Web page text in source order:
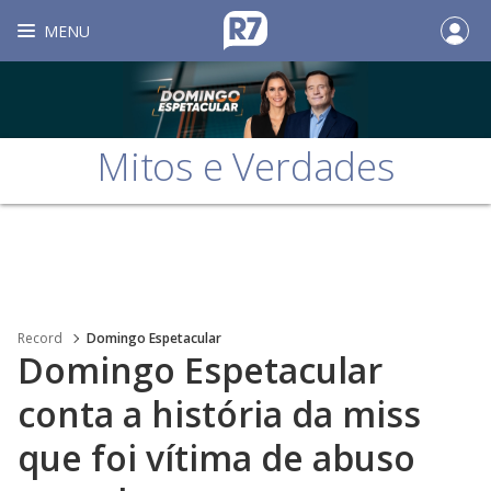
MENU
Mitos e Verdades
Record Domingo Espetacular
Domingo Espetacular
conta a história da miss
que foi vítima de abuso